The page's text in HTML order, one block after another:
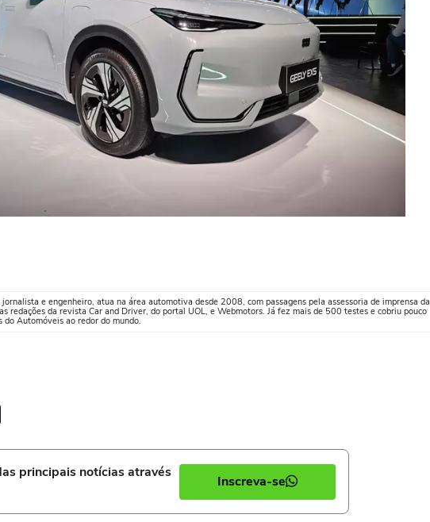
e engenheiro, atua na área automotiva desde 2008, com passagens pela assessoria de imprensa da
redações da revista Car and Driver, do portal UOL, e Webmotors. Já fez mais de 500 testes e cobriu pouco
do Automóveis ao redor do mundo.
principais notícias através
Inscreva-se